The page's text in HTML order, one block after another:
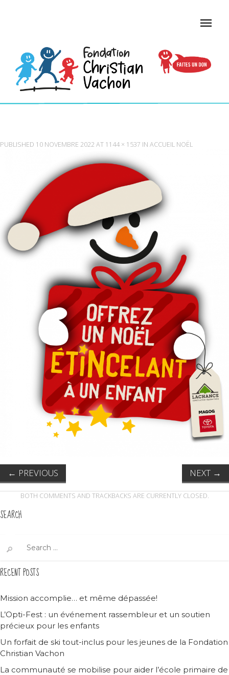
PUBLISHED 10 NOVEMBRE 2022 AT 1144 × 1537 IN ACCUEIL NOËL
← PREVIOUS NEXT →
BOTH COMMENTS AND TRACKBACKS ARE CURRENTLY CLOSED.
SEARCH
for:
RECENT POSTS
Mission accomplie… et même dépassée!
L’Opti-Fest : un événement rassembleur et un soutien
précieux pour les enfants
Un forfait de ski tout-inclus pour les jeunes de la Fondation
Christian Vachon
La communauté se mobilise pour aider l’école primaire de